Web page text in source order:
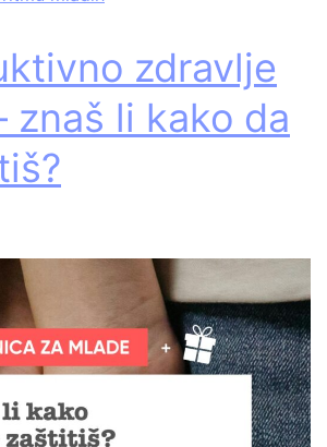
zdravlje
znaš li kako da